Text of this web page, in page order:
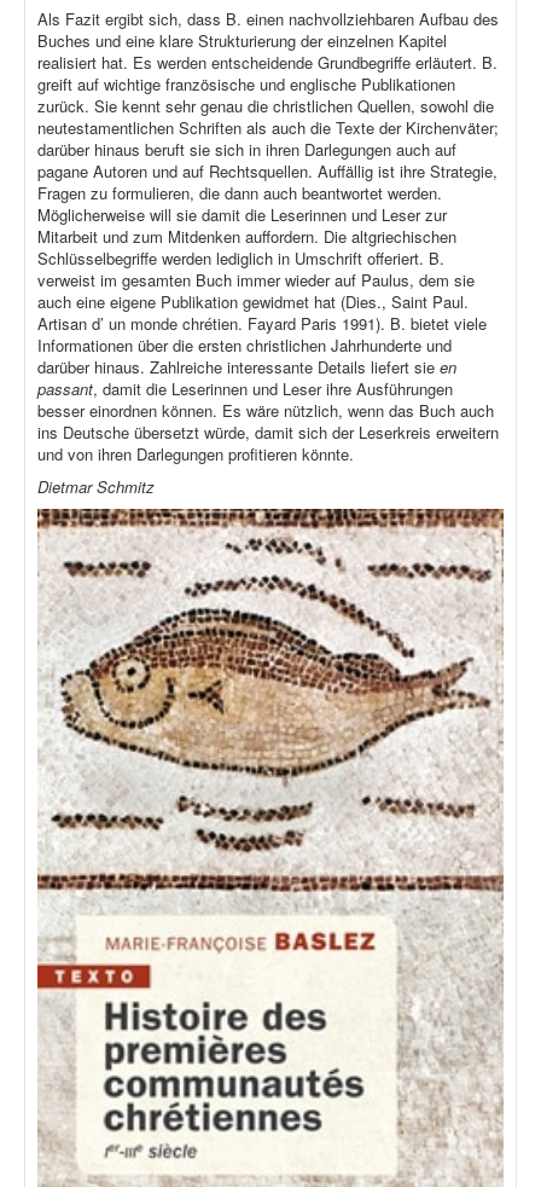
Als Fazit ergibt sich, dass B. einen nachvollziehbaren Aufbau des
Buches und eine klare Strukturierung der einzelnen Kapitel
realisiert hat. Es werden entscheidende Grundbegriffe erläutert. B.
greift auf wichtige französische und englische Publikationen
zurück. Sie kennt sehr genau die christlichen Quellen, sowohl die
neutestamentlichen Schriften als auch die Texte der Kirchenväter;
darüber hinaus beruft sie sich in ihren Darlegungen auch auf
pagane Autoren und auf Rechtsquellen. Auffällig ist ihre Strategie,
Fragen zu formulieren, die dann auch beantwortet werden.
Möglicherweise will sie damit die Leserinnen und Leser zur
Mitarbeit und zum Mitdenken auffordern. Die altgriechischen
Schlüsselbegriffe werden lediglich in Umschrift offeriert. B.
verweist im gesamten Buch immer wieder auf Paulus, dem sie
auch eine eigene Publikation gewidmet hat (Dies., Saint Paul.
Artisan d’ un monde chrétien. Fayard Paris 1991). B. bietet viele
Informationen über die ersten christlichen Jahrhunderte und
darüber hinaus. Zahlreiche interessante Details liefert sie en
passant, damit die Leserinnen und Leser ihre Ausführungen
besser einordnen können. Es wäre nützlich, wenn das Buch auch
ins Deutsche übersetzt würde, damit sich der Leserkreis erweitern
und von ihren Darlegungen profitieren könnte.
Dietmar Schmitz